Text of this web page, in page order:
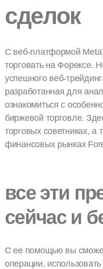
сделок
С веб-платформой
торговать на Форексе.
успешного веб-
разработанная для
ознакомиться с
биржевой торговле.
торговых советниках, а
финансовых рынках
все эти
сейчас и
С ее помощью вы
операции,